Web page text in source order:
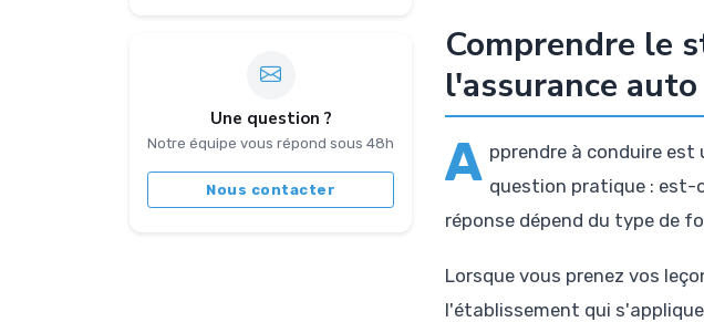
Une question ?
Notre équipe vous répond sous 48h
Nous contacter
Comprendre le
l'assurance auto
A pprendre à conduire
question pratique : est-
réponse dépend du type de
Lorsque vous prenez vos
l'établissement qui